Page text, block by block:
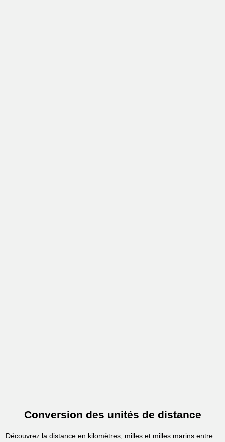
Conversion des unités de distance
Découvrez la distance en kilomètres, milles et milles marins entre